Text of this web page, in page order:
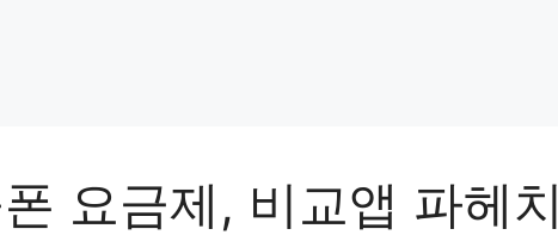
요금제, 비교앱 파헤치